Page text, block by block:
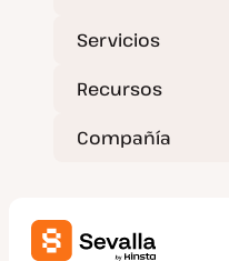
Servicios
Recursos
Compañía